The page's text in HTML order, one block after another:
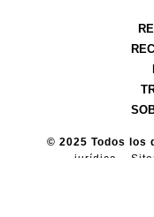
© 2025 Todos los
jurídica